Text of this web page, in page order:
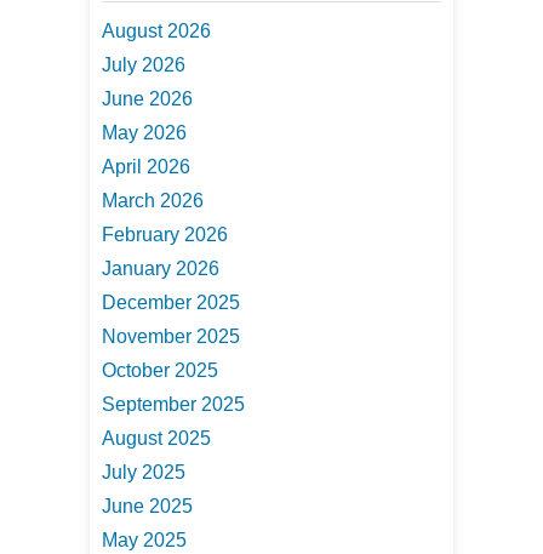
August 2026
July 2026
June 2026
May 2026
April 2026
March 2026
February 2026
January 2026
December 2025
November 2025
October 2025
September 2025
August 2025
July 2025
June 2025
May 2025